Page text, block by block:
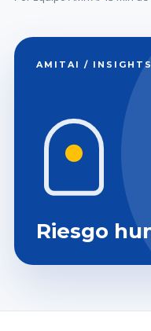
AMITAI / INSIGHTS
Riesgo